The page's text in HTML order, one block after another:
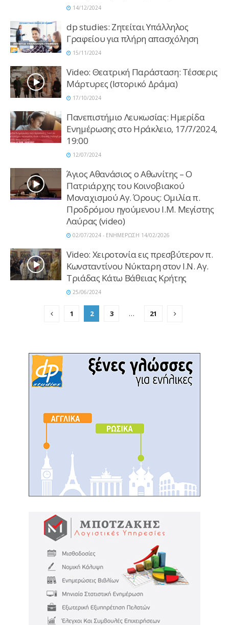
14/12/2024
dp studies: Ζητείται Υπάλληλος
Γραφείου για πλήρη απασχόληση
15/11/2024
Video: Θεατρική Παράσταση: Τέσσερις
Μάρτυρες (Ιστορικό Δράμα)
17/10/2024
Πανεπιστήμιο Λευκωσίας: Ημερίδα
Ενημέρωσης στο Ηράκλειο, 17/7/2024,
19:00
12/07/2024
Άγιος Αθανάσιος ο Αθωνίτης – Ο
Πατριάρχης του Κοινοβιακού
Μοναχισμού Αγ. Όρους: Ομιλία π.
Προδρόμου ηγούμενου Ι.Μ. Μεγίστης
Λαύρας (video)
02/07/2024 - ΕΝΗΜΕΡΩΣΗ 14/02/2026
Video: Χειροτονία εις πρεσβύτερον π.
Κωνσταντίνου Νύκταρη στον Ι.Ν. Αγ.
Τριάδας Κάτω Βάθειας Κρήτης
25/06/2024
1 2 3 … 21